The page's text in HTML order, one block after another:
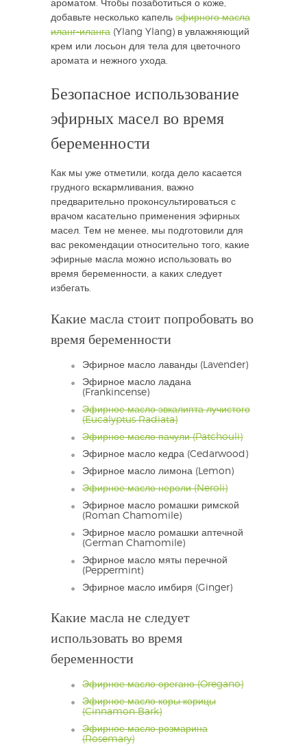
ароматом. Чтобы позаботиться о коже,
добавьте несколько капель эфирного масла
иланг-иланга (Ylang Ylang) в увлажняющий
крем или лосьон для тела для цветочного
аромата и нежного ухода.
Безопасное использование
эфирных масел во время
беременности
Как мы уже отметили, когда дело касается
грудного вскармливания, важно
предварительно проконсультироваться с
врачом касательно применения эфирных
масел. Тем не менее, мы подготовили для
вас рекомендации относительно того, какие
эфирные масла можно использовать во
время беременности, а каких следует
избегать.
Какие масла стоит попробовать во
время беременности
Эфирное масло лаванды (Lavender)
Эфирное масло ладана
(Frankincense)
Эфирное масло эвкалипта лучистого
(Eucalyptus Radiata)
Эфирное масло пачули (Patchouli)
Эфирное масло кедра (Cedarwood)
Эфирное масло лимона (Lemon)
Эфирное масло нероли (Neroli)
Эфирное масло ромашки римской
(Roman Chamomile)
Эфирное масло ромашки аптечной
(German Chamomile)
Эфирное масло мяты перечной
(Peppermint)
Эфирное масло имбиря (Ginger)
Какие масла не следует
использовать во время
беременности
Эфирное масло орегано (Oregano)
Эфирное масло коры корицы
(Cinnamon Bark)
Эфирное масло розмарина
(Rosemary)